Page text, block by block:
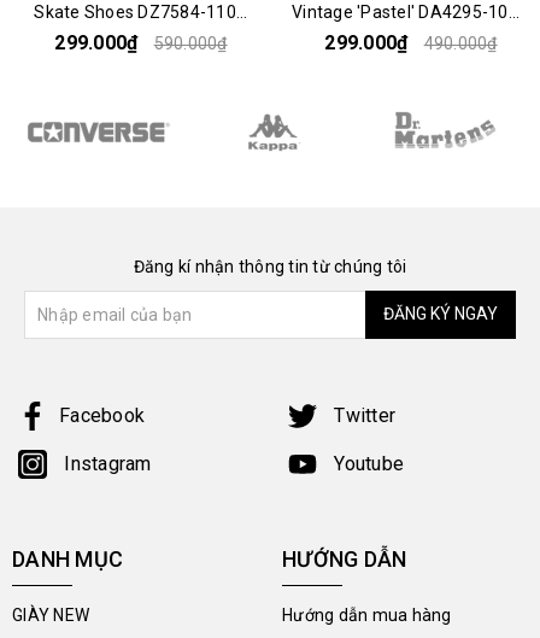
Skate Shoes DZ7584-110
045943
299.000₫ 590.000₫
Vintage 'Pastel' DA4295-100
045964
299.000₫ 490.000₫
Đăng kí nhận thông tin từ chúng tôi
ĐĂNG KÝ NGAY
Facebook Twitter
Instagram Youtube
DANH MỤC
GIÀY NEW
HƯỚNG DẪN
Hướng dẫn mua hàng